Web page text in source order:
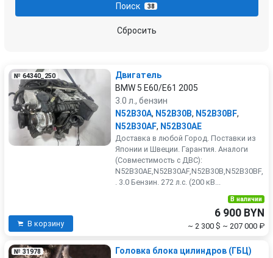
Поиск 38
Сбросить
№ 64340_250
Двигатель
BMW 5 E60/E61 2005
3.0 л., бензин
N52B30A, N52B30B, N52B30BF,
N52B30AF, N52B30AE
Доставка в любой Город. Поставки из
Японии и Швеции. Гарантия. Аналоги
(Совместимость с ДВС):
N52B30AE,N52B30AF,N52B30B,N52B30BF,
. 3.0 Бензин. 272 л.с. (200 кВ...
В корзину
В наличии
6 900 BYN
~ 2 300 $ ~ 207 000 ₽
№ 31978
Головка блока цилиндров (ГБЦ)